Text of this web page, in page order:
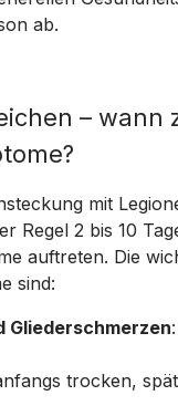
ab.
– wann
mit
Regel 2 bis 10
auftreten. Die
sind:
Gliederschmerzen
trocken,